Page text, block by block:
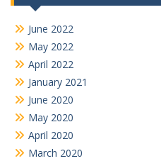
June 2022
May 2022
April 2022
January 2021
June 2020
May 2020
April 2020
March 2020